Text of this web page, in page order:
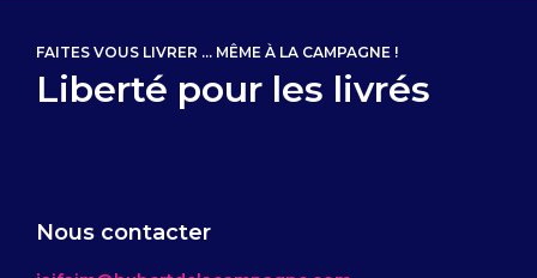
FAITES VOUS LIVRER ... MÊME À LA CAMPAGNE !
Liberté pour les livrés
Nous contacter